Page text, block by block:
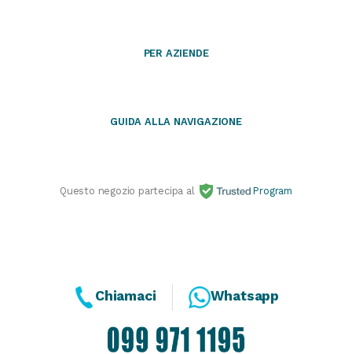
PER AZIENDE
GUIDA ALLA NAVIGAZIONE
Questo negozio partecipa al Program
Chiamaci Whatsapp